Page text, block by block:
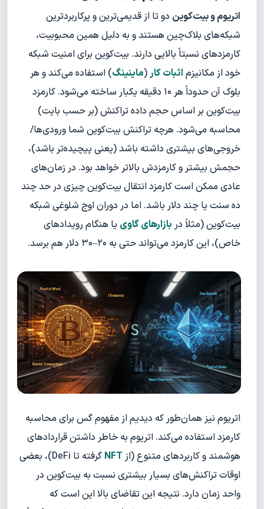
اتریوم و بیت‌کوین دو تا از قدیمی‌ترین و پرکاربردترین
شبکه‌های بلاک‌چین هستند و به دلیل همین محبوبیت،
کارمزدهای نسبتاً بالایی دارند. بیت‌کوین برای امنیت شبکه
خود از مکانیزم اثبات کار(ماینینگ) استفاده می‌کند و هر
بلوک آن حدوداً هر ۱۰ دقیقه یکبار ساخته می‌شود. کارمزد
بیت‌کوین بر اساس حجم داده تراکنش (بر حسب بایت)
محاسبه می‌شود. هرچه تراکنش بیت‌کوین شما ورودی‌ها/
خروجی‌های بیشتری داشته باشد (یعنی پیچیده‌تر باشد)،
حجمش بیشتر و کارمزدش بالاتر خواهد بود. در زمان‌های
عادی ممکن است کارمزد انتقال بیت‌کوین چیزی در حد چند
ده سنت یا چند دلار باشد. اما در دوران اوج شلوغی شبکه
بیت‌کوین (مثلاً در بازارهای گاوی یا هنگام رویدادهای
خاص)، این کارمزد می‌تواند حتی به ۲۰–۳۰ دلار هم برسد.
اتریوم نیز همان‌طور که دیدیم از مفهوم گس برای محاسبه
کارمزد استفاده می‌کند. اتریوم به خاطر داشتن قراردادهای
هوشمند و کاربردهای متنوع (از NFT
گرفته تا DeFi)، بعضی
اوقات تراکنش‌های بسیار بیشتری نسبت به بیت‌کوین در
واحد زمان دارد. نتیجه این تقاضای بالا این است که